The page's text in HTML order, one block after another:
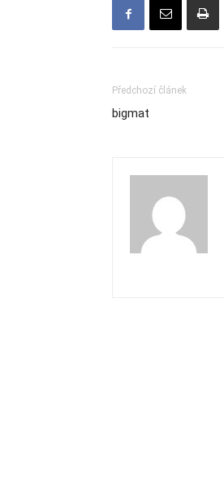
Předchozí článek
bigmat